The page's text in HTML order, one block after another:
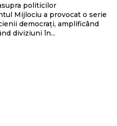
politicilor
Mijlociu a provocat o serie
democrați, amplificând
diviziuni în...